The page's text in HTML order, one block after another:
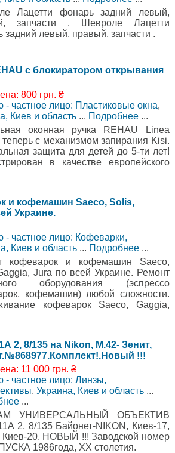
Лацетти фонарь задний левый,
запчасти . Шевроле Лацетти
задний левый, правый, запчасти .
с блокиратором открывания
800 грн. ₴
частное лицо: Пластиковые окна,
Киев и область ... Подробнее ...
оконная ручка REHAU Linea
теперь с механизмом запирания Kisi.
защита для детей до 5-ти лет!
в качестве европейского
и кофемашин Saeco, Solis,
Украине.
- частное лицо: Кофеварки,
Киев и область ... Подробнее ...
кофеварок и кофемашин Saeco,
Jura по всей Украине. Ремонт
оборудования (эспрессо
кофемашин) любой сложности.
кофеварок Saeco, Gaggia,
2, 8/135 на Nikon, М.42- Зенит,
!!!
11 000 грн. ₴
- частное лицо: Линзы,
, Украина, Киев и область ...
...
УНИВЕРСАЛЬНЫЙ ОБЪЕКТИВ
2, 8/135 Байонет-NIKON, Киев-17,
Киев-20. НОВЫЙ !!! Заводской номер
1986года, XX столетия.